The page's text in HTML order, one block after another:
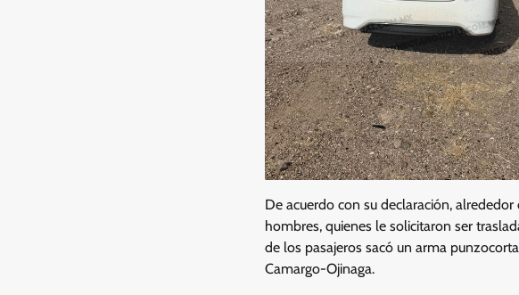
De acuerdo con su declaración,
hombres, quienes le solicitaron ser
de los pasajeros sacó un arma
Camargo-Ojinaga.